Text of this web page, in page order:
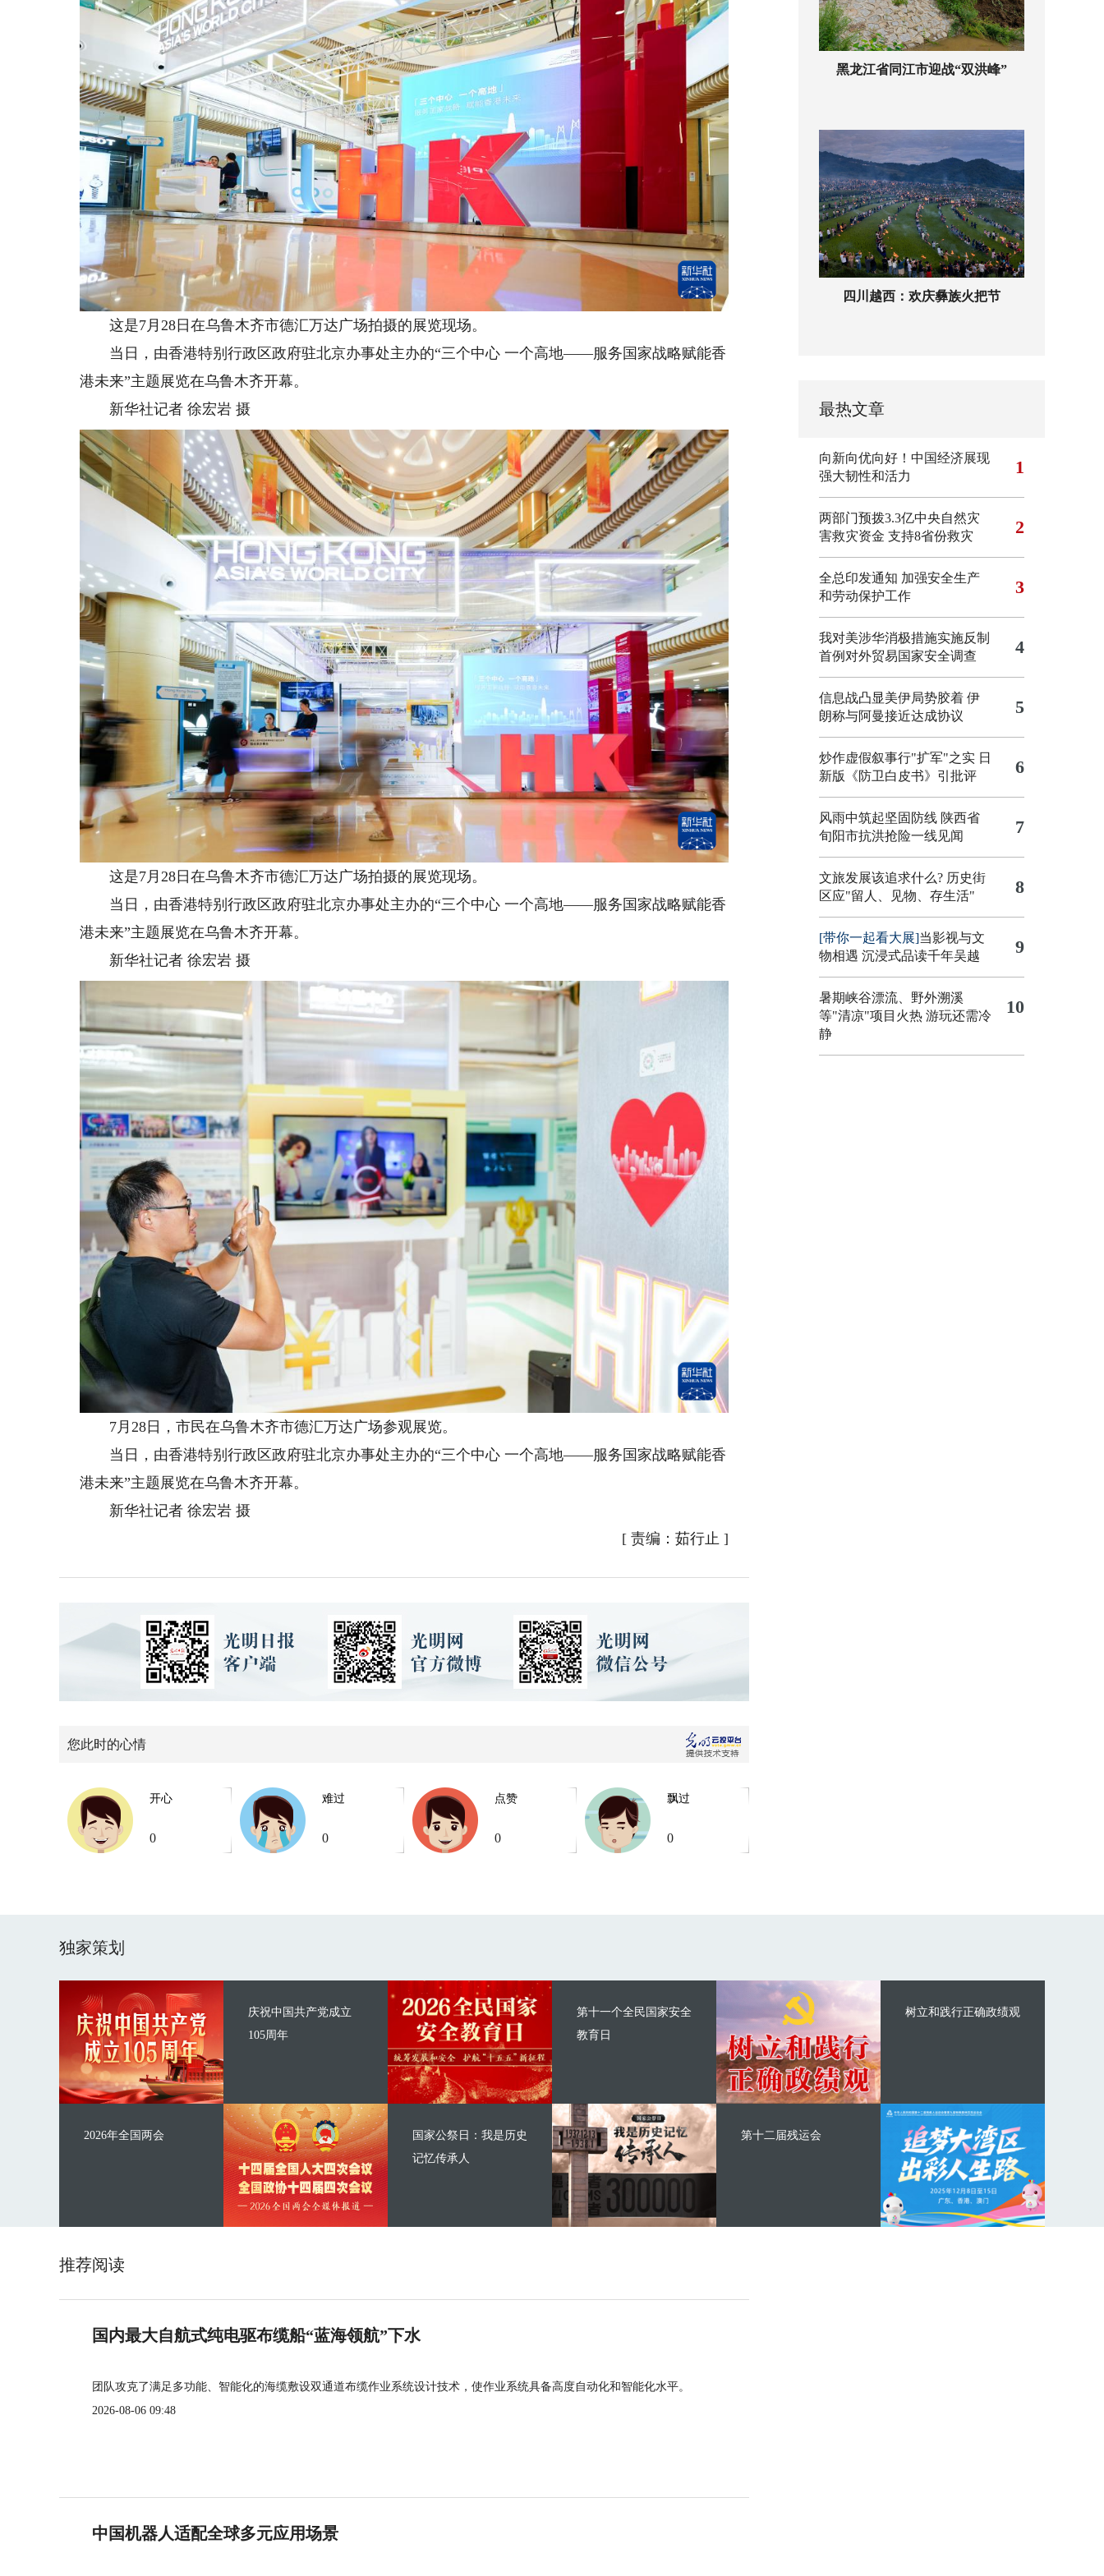
这是7月28日在乌鲁木齐市德汇万达广场拍摄的展览现场。
当日，由香港特别行政区政府驻北京办事处主办的“三个中心 一个高地——服务国家战略赋能香
港未来”主题展览在乌鲁木齐开幕。
新华社记者 徐宏岩 摄
这是7月28日在乌鲁木齐市德汇万达广场拍摄的展览现场。
当日，由香港特别行政区政府驻北京办事处主办的“三个中心 一个高地——服务国家战略赋能香
港未来”主题展览在乌鲁木齐开幕。
新华社记者 徐宏岩 摄
7月28日，市民在乌鲁木齐市德汇万达广场参观展览。
当日，由香港特别行政区政府驻北京办事处主办的“三个中心 一个高地——服务国家战略赋能香
港未来”主题展览在乌鲁木齐开幕。
新华社记者 徐宏岩 摄
[ 责编：茹行止 ]
您此时的心情
开心
0
难过
0
点赞
0
飘过
0
黑龙江省同江市迎战“双洪峰”
四川越西：欢庆彝族火把节
最热文章
向新向优向好！中国经济展现
强大韧性和活力
1
两部门预拨3.3亿中央自然灾
害救灾资金 支持8省份救灾
2
全总印发通知 加强安全生产
和劳动保护工作
3
我对美涉华消极措施实施反制
首例对外贸易国家安全调查
4
信息战凸显美伊局势胶着 伊
朗称与阿曼接近达成协议
5
炒作虚假叙事行"扩军"之实 日
新版《防卫白皮书》引批评
6
风雨中筑起坚固防线 陕西省
旬阳市抗洪抢险一线见闻
7
文旅发展该追求什么? 历史街
区应"留人、见物、存生活"
8
[带你一起看大展]当影视与文
物相遇 沉浸式品读千年吴越
9
暑期峡谷漂流、野外溯溪
等"清凉"项目火热 游玩还需冷
静
10
独家策划
庆祝中国共产党成立
105周年
2026年全国两会
第十一个全民国家安全
教育日
国家公祭日：我是历史
记忆传承人
树立和践行正确政绩观
第十二届残运会
推荐阅读
国内最大自航式纯电驱布缆船“蓝海领航”下水
团队攻克了满足多功能、智能化的海缆敷设双通道布缆作业系统设计技术，使作业系统具备高度自动化和智能化水平。
2026-08-06 09:48
中国机器人适配全球多元应用场景